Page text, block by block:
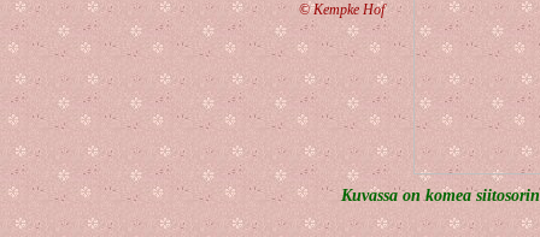
©Kempke Hof
Kuvassa on komea